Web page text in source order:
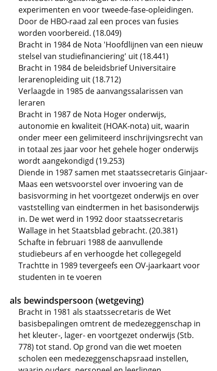
experimenten en voor tweede-fase-opleidingen.
Door de HBO-raad zal een proces van fusies
worden voorbereid. (18.049)
Bracht in 1984 de Nota 'Hoofdlijnen van een nieuw
stelsel van studiefinanciering' uit (18.441)
Bracht in 1984 de beleidsbrief Universitaire
lerarenopleiding uit (18.712)
Verlaagde in 1985 de aanvangssalarissen van
leraren
Bracht in 1987 de Nota Hoger onderwijs,
autonomie en kwaliteit (HOAK-nota) uit, waarin
onder meer een gelimiteerd inschrijvingsrecht van
in totaal zes jaar voor het gehele hoger onderwijs
wordt aangekondigd (19.253)
Diende in 1987 samen met staatssecretaris Ginjaar-
Maas een wetsvoorstel over invoering van de
basisvorming in het voortgezet onderwijs en over
vaststelling van eindtermen in het basisonderwijs
in. De wet werd in 1992 door staatssecretaris
Wallage in het Staatsblad gebracht. (20.381)
Schafte in februari 1988 de aanvullende
studiebeurs af en verhoogde het collegegeld
Trachtte in 1989 tevergeefs een OV-jaarkaart voor
studenten in te voeren
als bewindspersoon (wetgeving)
Bracht in 1981 als staatssecretaris de Wet
basisbepalingen omtrent de medezeggenschap in
het kleuter-, lager- en voortgezet onderwijs (Stb.
778) tot stand. Op grond van die wet moeten
scholen een medezeggenschapsraad instellen,